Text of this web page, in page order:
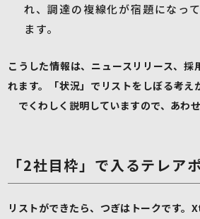
れ、調達の複線化が宿題になっ
ます。
こうした情報は、ニュースリリース、採
れます。「状況」でリストをしぼる考え
でくわしく説明していますので、あわ
「2社目枠」で入るテレア
リストができたら、つぎはトークです。